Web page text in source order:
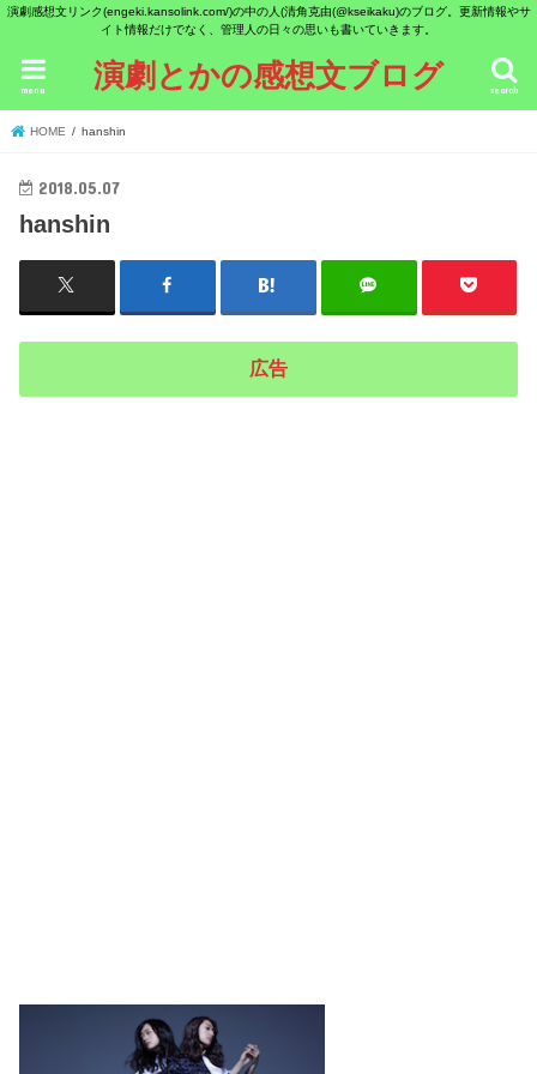
演劇感想文リンク(engeki.kansolink.com/)の中の人(清角克由(@kseikaku)のブログ。更新情報やサ
イト情報だけでなく、管理人の日々の思いも書いていきます。
演劇とかの感想文ブログ search
menu
HOME hanshin
2018.05.07
hanshin
広告